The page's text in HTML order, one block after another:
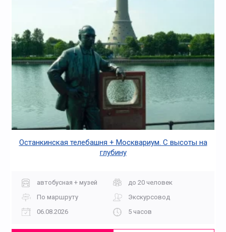
Останкинская телебашня + Москвариум. С высоты на
глубину
автобусная + музей
до 20 человек
По маршруту
Экскурсовод
06.08.2026
5 часов